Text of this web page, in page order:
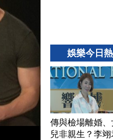
娛樂今日
傳與檢場離婚、
兒非親生？李翊